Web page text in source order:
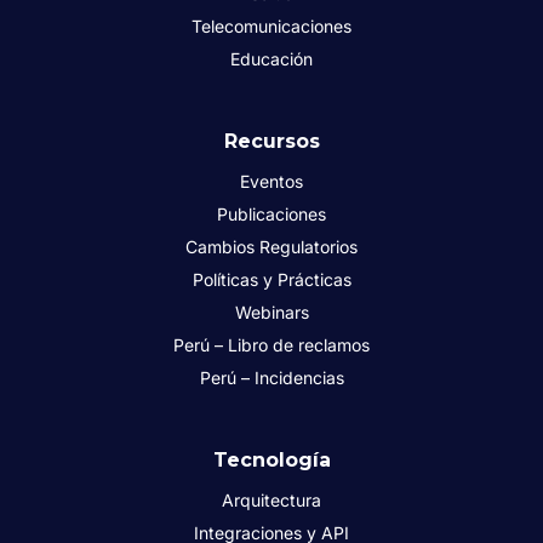
Telecomunicaciones
Educación
Recursos
Eventos
Publicaciones
Cambios Regulatorios
Políticas y Prácticas
Webinars
Perú – Libro de reclamos
Perú – Incidencias
Tecnología
Arquitectura
Integraciones y API